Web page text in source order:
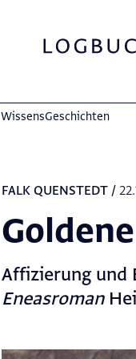
Wissens­Geschichten
FALK QUENSTEDT/
Affizierung und
Eneasroman